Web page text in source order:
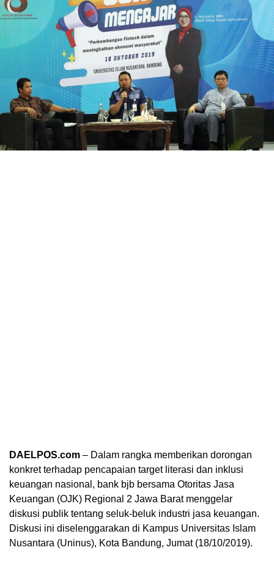
DAELPOS.com – Dalam rangka memberikan dorongan
konkret terhadap pencapaian target literasi dan inklusi
keuangan nasional, bank bjb bersama Otoritas Jasa
Keuangan (OJK) Regional 2 Jawa Barat menggelar
diskusi publik tentang seluk-beluk industri jasa keuangan.
Diskusi ini diselenggarakan di Kampus Universitas Islam
Nusantara (Uninus), Kota Bandung, Jumat (18/10/2019).